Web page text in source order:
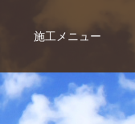
施工メニュー